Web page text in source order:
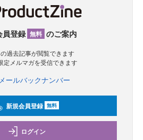
員登録 無料 のご案内
の過去記事が閲覧できます
定メルマガを受信できます
メールバックナンバー
新規会員登録 無料
ログイン